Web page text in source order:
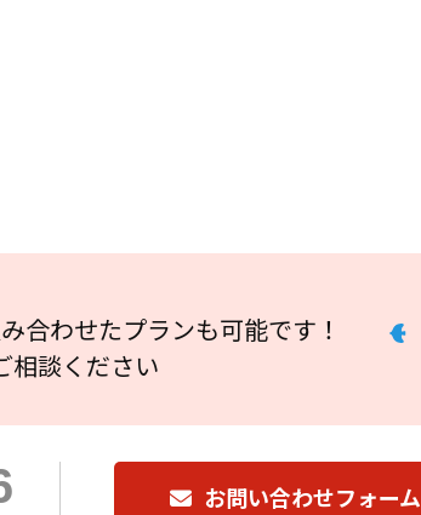
合わせたプランも可能です！
相談ください
お問い合わせフォーム